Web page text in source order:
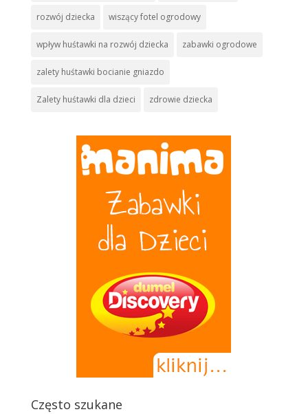
rozwój dziecka wiszący fotel ogrodowy
wpływ huśtawki na rozwój dziecka zabawki ogrodowe
zalety huśtawki bocianie gniazdo
Zalety huśtawki dla dzieci zdrowie dziecka
Często szukane